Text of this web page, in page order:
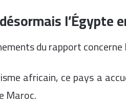
l’Égypte
du rapport
africain, ce pays a
Maroc.